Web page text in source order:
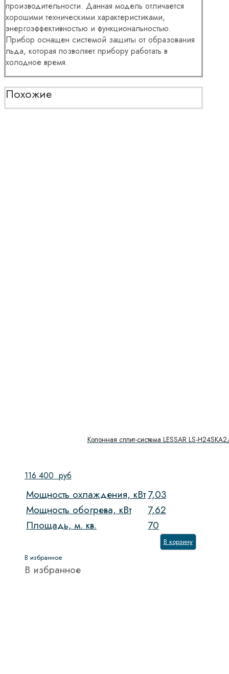
производительности. Данная модель отличается
хорошими техническими характеристиками,
энергоэффективностью и функциональностью.
Прибор оснащен системой защиты от образования
льда, которая позволяет прибору работать в
холодное время.
Похожие
Колонная сплит-система LESSAR LS-
116 400 руб
Мощность охлаждения, кВт7,03
Мощность обогрева, кВт
7,62
Площадь, м. кв.
70
В корзину
В избранное
В избранное